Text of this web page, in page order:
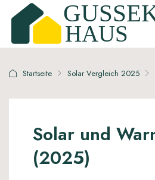
Startseite Solar Vergleich 2025
Solar und
(2025)